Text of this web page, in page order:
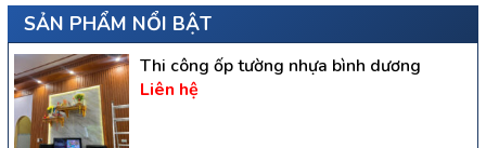
SẢN PHẨM NỔI BẬT
Thi công ốp tường nhựa bình dương
Liên hệ